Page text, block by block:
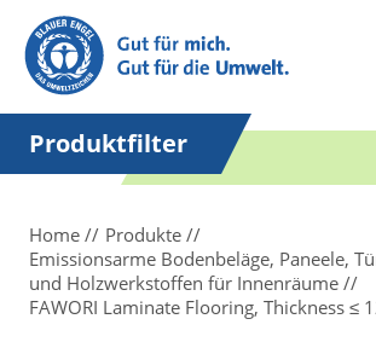
Suchbegriff in
Anführungszeichen
setzen.
Produktfilter
Home
Produkte
Emissionsarme Bodenbeläge, Paneele,
und Holzwerkstoffen für Innenräume
FAWORI Laminate Flooring, Thickness ≤